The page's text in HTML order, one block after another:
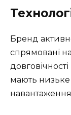
Бренд
спрямовані
мають